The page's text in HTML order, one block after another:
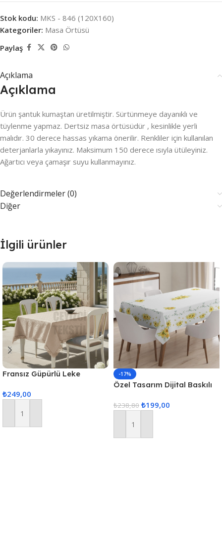
Stok kodu: MKS - 846 (120X160)
Kategoriler: Masa Örtüsü
Paylaş
Açıklama
Açıklama
Ürün şantuk kumaştan üretilmiştir. Sürtünmeye dayanıklı ve
tüylenme yapmaz. Dertsiz masa örtüsüdür , kesinlikle yerli
malıdır. 30 derece hassas yıkama önerilir. Renkliler için kullanılan
deterjanlarla yıkayınız. Maksimum 150 derece ısıyla ütüleyiniz.
Ağartıcı veya çamaşır suyu kullanmayınız.
Değerlendirmeler (0)
Diğer
İlgili ürünler
Fransız Güpürlü Leke
160x220cm – Kapuçino
₺249,00
Sepete Ekle
-17%
Özel Tasarım Dijital Baskılı
₺238,80 ₺199,00
Sepete Ekle